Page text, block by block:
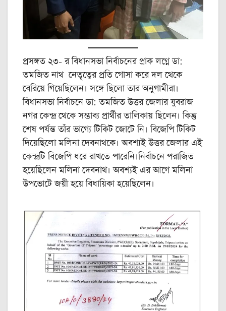
প্রসঙ্গত ২৩- র বিধানসভা নির্বাচনের প্রাক লগ্নে ডা:
তমজিত নাথ নেতৃত্বের প্রতি গোসা করে দল থেকে
বেরিয়ে গিয়েছিলেন। সঙ্গে ছিলো তার অনুগামীরা।
বিধানসভা নির্বাচনে ডা: তমজিত উত্তর জেলার যুবরাজ
নগর কেন্দ্র থেকে সম্ভাব্য প্রার্থীর তালিকায় ছিলেন। কিন্তু
শেষ পর্যন্ত তাঁর ভাগ্যে টিকিট জোটে নি। বিজেপি টিকিট
দিয়েছিলো মলিনা দেবনাথকে। অবশ্যই উত্তর জেলার এই
কেন্দ্রটি বিজেপি ধরে রাখতে পারেনি।নির্বাচনে পরাজিত
হয়েছিলেন মলিনা দেবনাথ। অবশ্যই এর আগে মলিনা
উপভোটে জয়ী হয়ে বিধায়িকা হয়েছিলেন।